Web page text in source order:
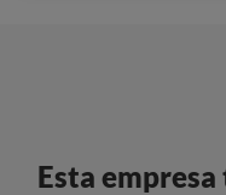
Esta